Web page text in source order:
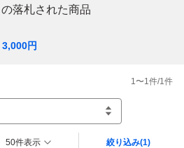
の落札された商品
3,000円
1 〜1 件/1 件
50件表示 絞り込み(1)